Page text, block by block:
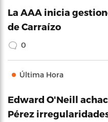
La AAA inicia
de Carraízo
0
Última Hora
Edward O'Neill
Pérez